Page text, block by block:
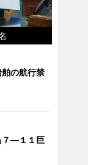
の航行禁
７―１１巨